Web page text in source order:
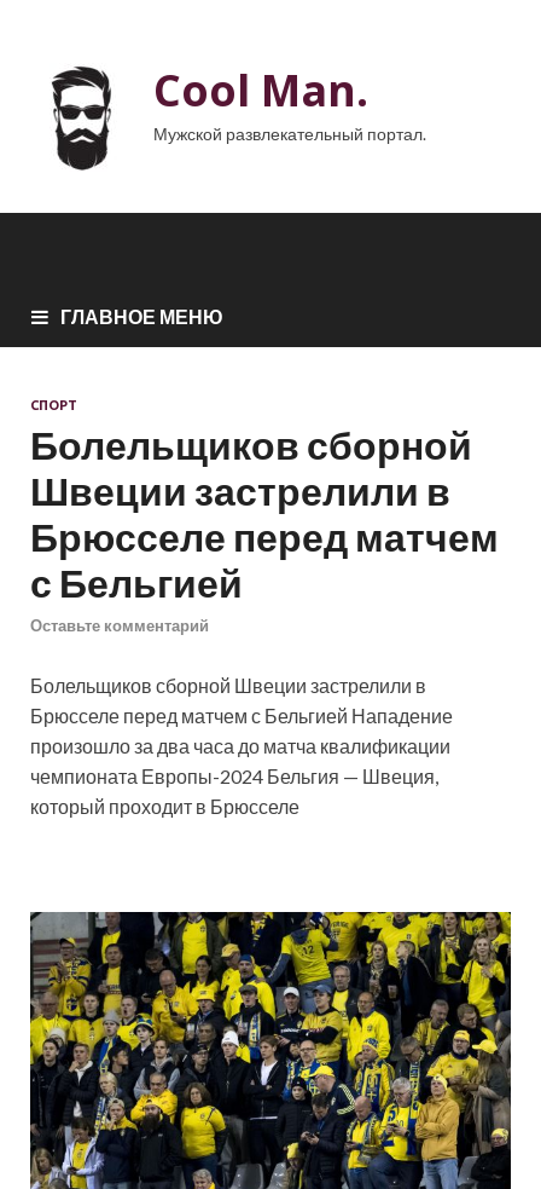
Cool Man.
Мужской развлекательный портал.
ГЛАВНОЕ МЕНЮ
СПОРТ
Болельщиков сборной
Швеции застрелили в
Брюсселе перед матчем
с Бельгией
Оставьте комментарий
Болельщиков сборной Швеции застрелили в
Брюсселе перед матчем с Бельгией Нападение
произошло за два часа до матча квалификации
чемпионата Европы-2024 Бельгия — Швеция,
который проходит в Брюсселе